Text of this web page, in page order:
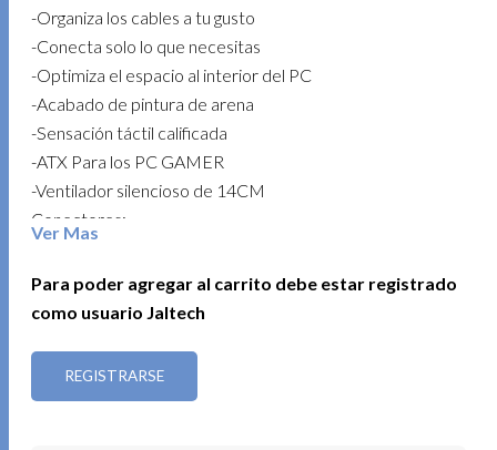
-Organiza los cables a tu gusto
-Conecta solo lo que necesitas
-Optimiza el espacio al interior del PC
-Acabado de pintura de arena
-Sensación táctil calificada
-ATX Para los PC GAMER
-Ventilador silencioso de 14CM
Conectores:
-MOLEX: IDE x 3
-SATA: 15pines x 6
-PCI-E: P8(6+2) x 2
-Longitud del cable 60CM
Ver Mas
Para poder agregar al carrito debe estar registrado
como usuario Jaltech
REGISTRARSE